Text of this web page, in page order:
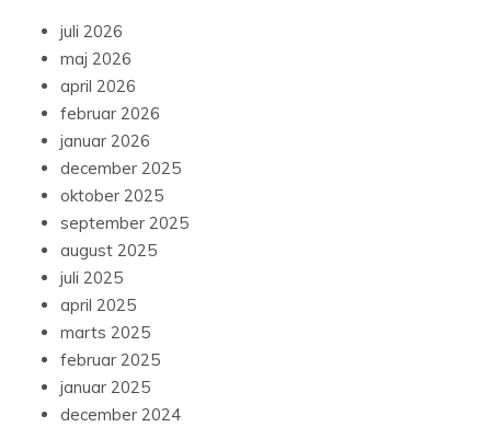
juli 2026
maj 2026
april 2026
februar 2026
januar 2026
december 2025
oktober 2025
september 2025
august 2025
juli 2025
april 2025
marts 2025
februar 2025
januar 2025
december 2024